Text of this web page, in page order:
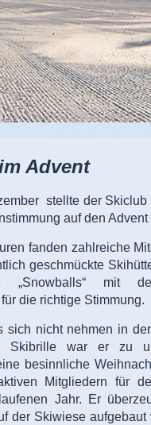
Advent
stellte der
auf den
fanden zahlreiche
geschmückte
mit
die richtige Stimmung.
nicht nehmen in
Skibrille war er zu
besinnliche
Mitgliedern für
Jahr. Er
der Skiwiese